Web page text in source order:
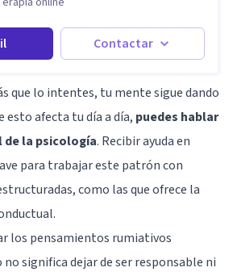
Contactar
que lo intentes, tu mente sigue dando
esto afecta tu día a día, puedes hablar
la psicología. Recibir ayuda en
para trabajar este patrón con
como las que ofrece la
los pensamientos rumiativos
significa dejar de ser responsable ni